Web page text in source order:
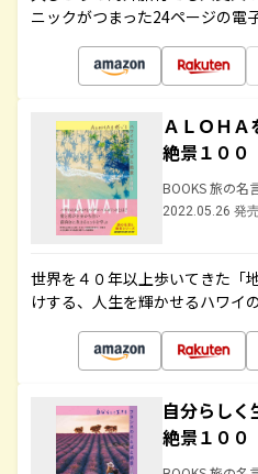
ニックがつまった24ページの電
ＡＬＯＨＡ
絶景１００
BOOKS 旅の名
2022.05.26 発
世界を４０年以上歩いてきた「
けする、人生を輝かせるハワイ
自分らしく
絶景１００